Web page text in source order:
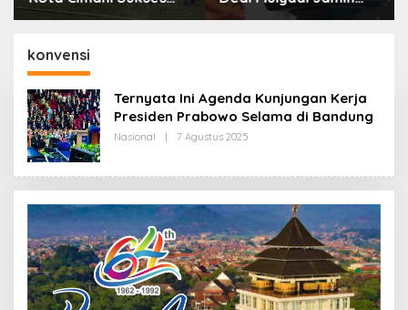
Gelar Piala Soeratin
Biaya RS Korban
konvensi
Ternyata Ini Agenda Kunjungan Kerja
Presiden Prabowo Selama di Bandung
Nasional 7 Agustus 2025
H
R
K
S
I